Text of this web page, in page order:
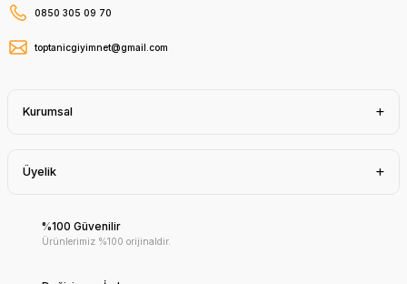
0850 305 09 70
toptanicgiyimnet@gmail.com
Kurumsal
Üyelik
%100 Güvenilir
Ürünlerimiz %100 orijinaldir.